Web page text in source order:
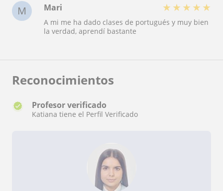
M Mari ★ ★ ★ ★ ★
A mi me ha dado clases de portugués y muy bien
la verdad, aprendí bastante
Reconocimientos
Profesor verificado
Katiana tiene el Perfil Verificado